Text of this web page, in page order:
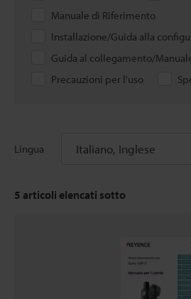
Manuale di Riferimento
Installazione/Guida alla
Guida al collegamento/
Precauzioni per l'uso
Lingua Italiano, Inglese
5 articoli elencati sotto